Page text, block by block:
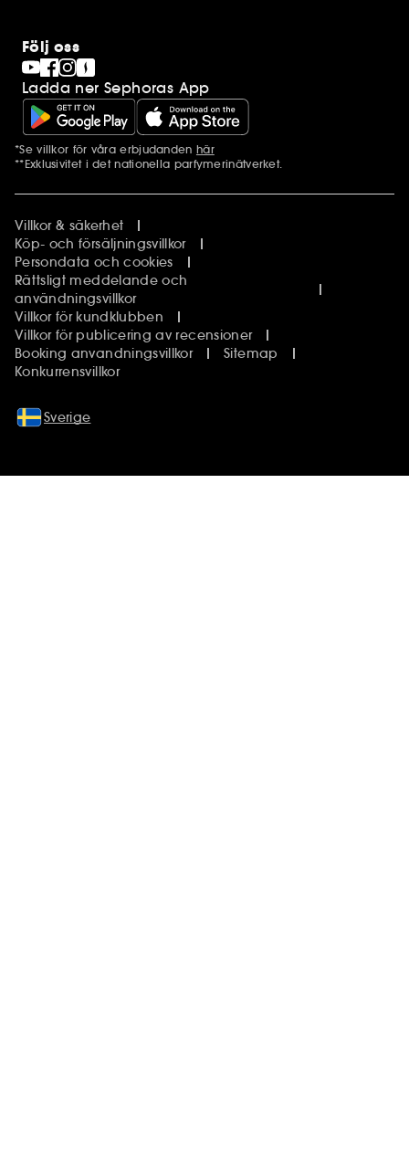
Följ oss
Ladda ner Sephoras App
Ytterligare information
*Se villkor för våra erbjudanden här
**Exklusivitet i det nationella parfymerinätverket.
Villkor & säkerhet
Köp- och försäljningsvillkor
Persondata och cookies
Rättsligt meddelande och
användningsvillkor
Villkor för kundklubben
Villkor för publicering av recensioner
Booking anvandningsvillkor
Sitemap
Konkurrensvillkor
Sverige